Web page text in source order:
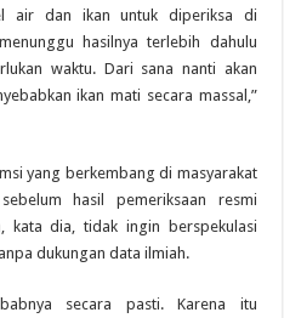
air dan ikan untuk diperiksa di
hasilnya terlebih dahulu
waktu. Dari sana nanti akan
ikan mati secara massal,”
yang berkembang di masyarakat
hasil pemeriksaan resmi
kata dia, tidak ingin berspekulasi
dukungan data ilmiah.
secara pasti. Karena itu